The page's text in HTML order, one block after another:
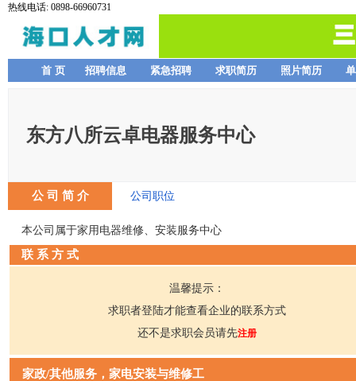
热线电话: 0898-66960731
首 页 招聘信息 紧急招聘 求职简历 照片简历
东方八所云卓电器服务中心
公 司 简 介 公司职位
本公司属于家用电器维修、安装服务中心
联 系 方 式
温馨提示：
求职者登陆才能查看企业的联系方式
还不是求职会员请先注册
家政/其他服务，家电安装与维修工